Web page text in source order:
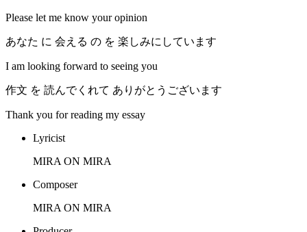
Please let me know your opinion
あなた に 会える の を 楽しみにしています
I am looking forward to seeing you
作文 を 読んでくれて ありがとうございます
Thank you for reading my essay
Lyricist
MIRA ON MIRA
Composer
MIRA ON MIRA